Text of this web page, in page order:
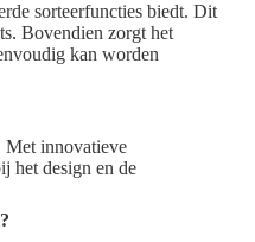
sorteerfuncties biedt. Dit
Bovendien zorgt het
kan worden
Met innovatieve
het design en de